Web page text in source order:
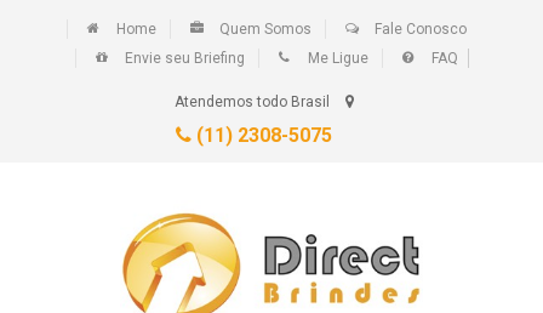
Home Quem Somos
Fale Conosco
Envie seu Briefing
Me Ligue FAQ
Atendemos todo Brasil
(11) 2308-5075